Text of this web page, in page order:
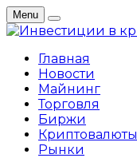
Menu
Главная
Новости
Майнинг
Торговля
Биржи
Криптовалюты
Рынки